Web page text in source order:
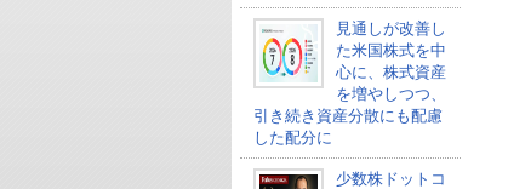
見通しが改善し
た米国株式を中
心に、株式資産
を増やしつつ、
引き続き資産分散にも配慮
した配分に
少数株ドットコ